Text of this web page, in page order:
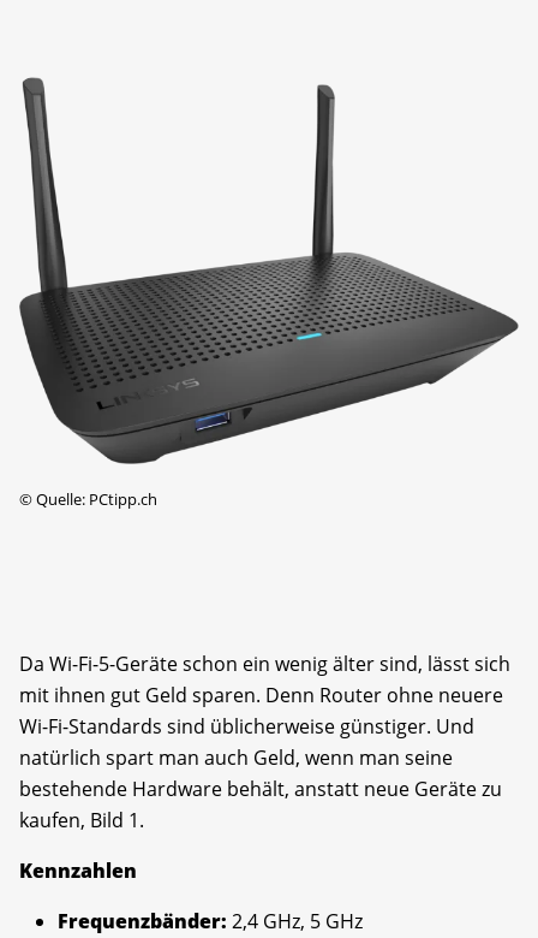
©Quelle: PCtipp.ch
Da Wi-Fi-5-Geräte schon ein wenig älter sind, lässt sich
mit ihnen gut Geld sparen. Denn Router ohne neuere
Wi-Fi-Standards sind üblicherweise günstiger. Und
natürlich spart man auch Geld, wenn man seine
bestehende Hardware behält, anstatt neue Geräte zu
kaufen, Bild 1.
Kennzahlen
Frequenzbänder: 2,4 GHz, 5 GHz